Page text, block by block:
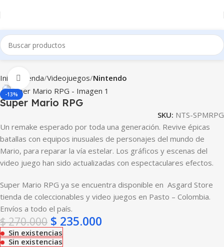
Inicio Tienda Videojuegos Nintendo
-13%
Clic para ampliar
Super Mario RPG
SKU: NTS-SPMRPG
Un remake esperado por toda una generación. Revive épicas
batallas con equipos inusuales de personajes del mundo de
Mario, para reparar la vía estelar. Los gráficos y escenas del
video juego han sido actualizadas con espectaculares efectos.
Super Mario RPG ya se encuentra disponible en Asgard Store
tienda de coleccionables y video juegos en Pasto – Colombia.
Envíos a todo el país.
$270.000 $ 235.000
Sin existencias
Sin existencias